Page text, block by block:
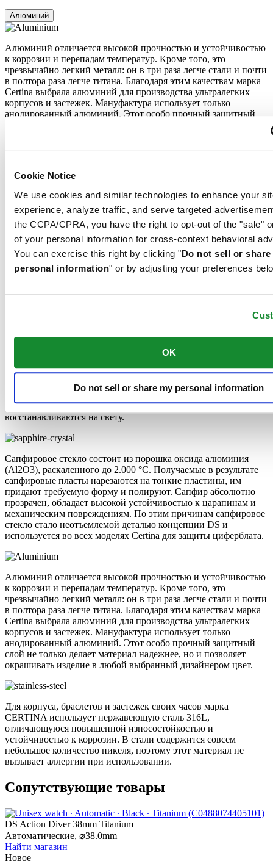
Cookie Notice
We use cookies and similar technologies to enhance your
experience, analyze traffic, and serve targeted
the CCPA/CPRA, you have the right to opt-out of the "sale"
of your personal information for cross-context behavioral
You can exercise this right by clicking "Do not sell or share
personal information" or by adjusting your preferences
OK
Do not sell or share my personal information
Алюминий
Алюминий отличается высокой прочностью и устойчивостью
к коррозии и перепадам температур. Кроме того, это
чрезвычайно легкий металл: он в три раза легче стали и почти
в полтора раза легче титана. Благодаря этим качествам марка
Certina выбрала алюминий для производства ультралегких
корпусов и застежек. Мануфактура использует только
анодированный алюминий. Этот особо прочный защитный
Для корпуса, браслетов и застежек своих часов марка
CERTINA использует нержавеющую сталь 316L,
отличающуюся повышенной износостойкостью и
устойчивостью к коррозии. В стали содержится совсем
небольшое количество никеля, поэтому этот материал не
вызывает аллергии при использовании.
Super-LumiNova®
Super-LumiNova ® (SLN) представляет собой cветящийся
материал с фосфоресцирующими свойствами. В темноте SLN
виде голубого мерцания. SLN не вредит здоровью и
используется для нанесения на стрелки, индексы и безели. В
темноте он через некоторое время теряет свои
фосфоресцирующие свойства, но они автоматически
восстанавливаются на свету.
Сапфировое стекло состоит из порошка оксида алюминия
(Al2O3), раскаленного до 2.000 °C. Получаемые в результате
сапфировые пласты нарезаются на тонкие пластины, им
придают требуемую форму и полируют. Сапфир абсолютно
прозрачен, обладает высокой устойчивостью к царапинам и
механическим повреждениям. По этим причинам сапфировое
стекло стало неотъемлемой деталью концепции DS и
используется во всех моделях Certina для защиты циферблата.
Алюминий отличается высокой прочностью и устойчивостью
к коррозии и перепадам температур. Кроме того, это
чрезвычайно легкий металл: он в три раза легче стали и почти
в полтора раза легче титана. Благодаря этим качествам марка
Certina выбрала алюминий для производства ультралегких
корпусов и застежек. Мануфактура использует только
анодированный алюминий. Этот особо прочный защитный
слой не только делает материал надежнее, но и позволяет
окрашивать изделие в любой выбранный дизайнером цвет.
Для корпуса, браслетов и застежек своих часов марка
CERTINA использует нержавеющую сталь 316L,
отличающуюся повышенной износостойкостью и
устойчивостью к коррозии. В стали содержится совсем
небольшое количество никеля, поэтому этот материал не
вызывает аллергии при использовании.
Сопутствующие товары
DS Action Diver 38mm Titanium
Автоматические, ⌀38.0mm
Найти магазин
Новое